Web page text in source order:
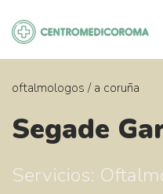
contenido
oftalmologos / a coruña
Segade
Servicios: